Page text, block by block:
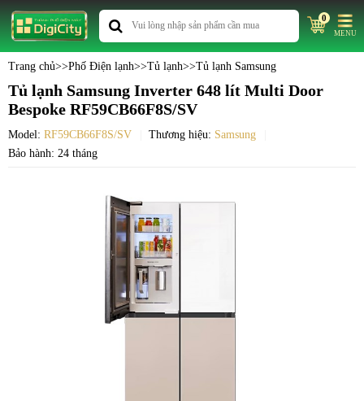
0
MENU
Trang chủ>>Phố Điện lạnh>>Tủ lạnh>>Tủ lạnh Samsung
Tủ lạnh Samsung Inverter 648 lít Multi Door
Bespoke RF59CB66F8S/SV
Model: RF59CB66F8S/SV Thương hiệu: Samsung
Bảo hành: 24 tháng